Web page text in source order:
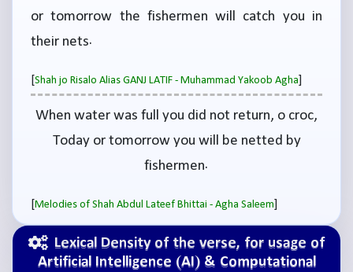
Lexical Density of the verse, for usage of
Artificial Intelligence (AI) & Computational
or tomorrow the fishermen will catch you in
their nets.
[Shah jo Risalo Alias GANJ LATIF - Muhammad Yakoob Agha
When water was full you did not return, o croc,
Today or tomorrow you will be netted by
fishermen.
[Melodies of Shah Abdul Lateef Bhittai - Agha Saleem